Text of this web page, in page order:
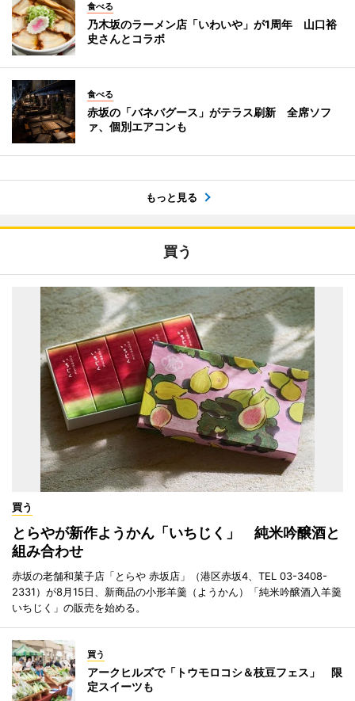
食べる
乃木坂のラーメン店「いわいや」が1周年 山口裕
史さんとコラボ
食べる
赤坂の「バネバグース」がテラス刷新 全席ソフ
ァ、個別エアコンも
もっと見る
買う
買う
とらやが新作ようかん「いちじく」 純米吟醸酒と
組み合わせ
赤坂の老舗和菓子店「とらや 赤坂店」（港区赤坂4、TEL 03-3408-
2331）が8月15日、新商品の小形羊羹（ようかん）「純米吟醸酒入羊羹
いちじく」の販売を始める。
買う
アークヒルズで「トウモロコシ＆枝豆フェス」 限
定スイーツも